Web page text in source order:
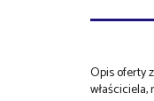
Opis oferty